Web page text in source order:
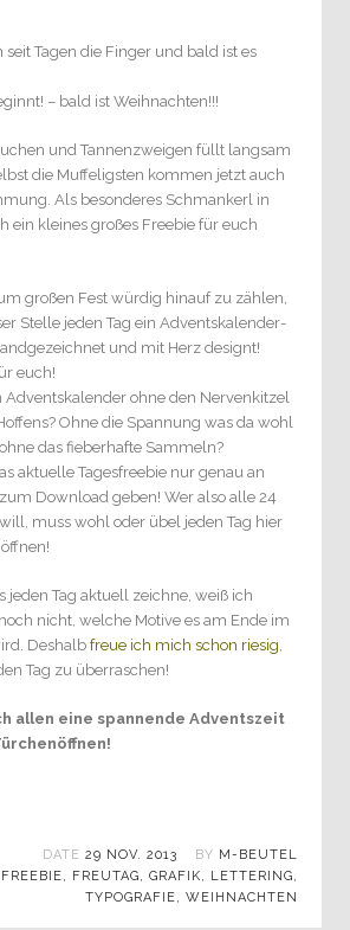
Tagen die Finger und bald ist es
– bald ist Weihnachten!!!
und Tannenzweigen füllt langsam
die Muffeligsten kommen jetzt auch
Als besonderes Schmankerl in
ein kleines großes Freebie für euch
großen Fest würdig hinauf zu zählen,
Stelle jeden Tag ein Adventskalender-
und mit Herz designt!
euch!
Adventskalender ohne den Nervenkitzel
Ohne die Spannung was da wohl
das fieberhafte Sammeln?
aktuelle Tagesfreebie nur genau an
Download geben! Wer also alle 24
muss wohl oder übel jeden Tag hier
jeden Tag aktuell zeichne, weiß ich
nicht, welche Motive es am Ende im
Deshalb freue ich mich schon riesig,
Tag zu überraschen!
allen eine spannende Adventszeit
DATE 29 NOV. 2013 BY M-BEUTEL
FREEBIE, FREUTAG, GRAFIK, LETTERING,
TYPOGRAFIE, WEIHNACHTEN